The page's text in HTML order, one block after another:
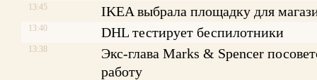
13:45 IKEA выбрала площадку для
13:40 DHL тестирует беспилотники
13:38
Экс-глава Marks & Spencer
работу